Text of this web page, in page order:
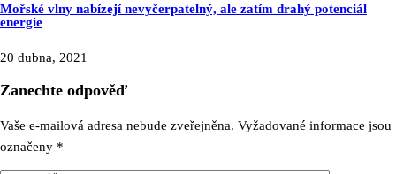
Mořské vlny nabízejí nevyčerpatelný, ale zatím drahý potenciál
energie
20 dubna, 2021
Zanechte odpověď
Vaše e-mailová adresa nebude zveřejněna. Vyžadované informace jsou
označeny *